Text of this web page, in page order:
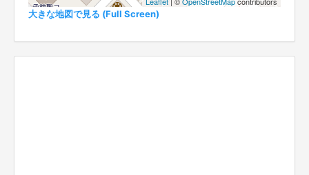
大きな地図で見る (Full Screen)